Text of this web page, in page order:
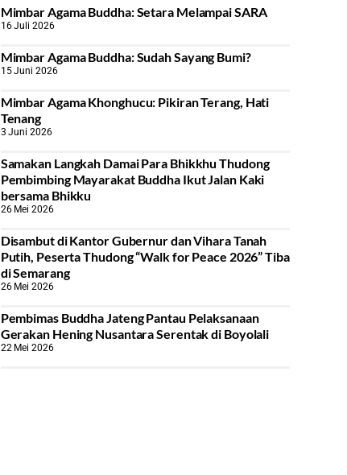
Mimbar Agama Buddha: Setara Melampai SARA
16 Juli 2026
Mimbar Agama Buddha: Sudah Sayang Bumi?
15 Juni 2026
Mimbar Agama Khonghucu: Pikiran Terang, Hati
Tenang
3 Juni 2026
Samakan Langkah Damai Para Bhikkhu Thudong
Pembimbing Mayarakat Buddha Ikut Jalan Kaki
bersama Bhikku
26 Mei 2026
Disambut di Kantor Gubernur dan Vihara Tanah
Putih, Peserta Thudong “Walk for Peace 2026” Tiba
di Semarang
26 Mei 2026
‎Pembimas Buddha Jateng Pantau Pelaksanaan
Gerakan Hening Nusantara Serentak di Boyolali
22 Mei 2026